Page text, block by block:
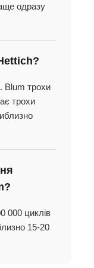
одразу
Blum трохи
трохи
000 циклів
15-20